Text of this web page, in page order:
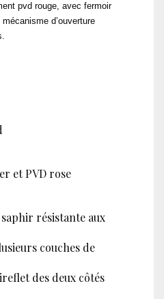
pvd rouge, avec fermoir
d’ouverture
et PVD rose
saphir résistante aux
couches de
des deux côtés